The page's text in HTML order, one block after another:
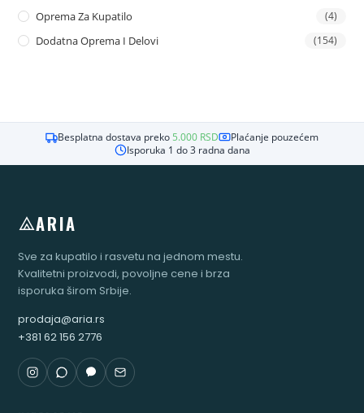
Oprema Za Kupatilo (4)
Dodatna Oprema I Delovi (154)
Besplatna dostava preko 5.000 RSD
Plaćanje pouzećem
Isporuka 1 do 3 radna dana
ARIA
Sve za kupatilo i rasvetu na jednom mestu.
Kvalitetni proizvodi, povoljne cene i brza
isporuka širom Srbije.
prodaja@aria.rs
+381 62 156 2776